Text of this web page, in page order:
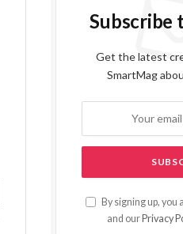
Subscribe
Get the latest
SmartMag
By signing up,
and our Privacy